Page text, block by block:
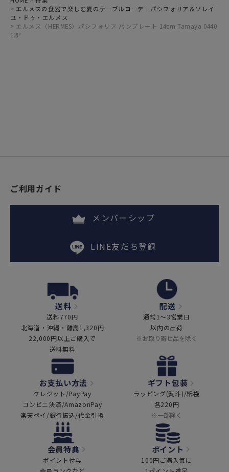
エルメスの食器で楽しむ夏のテーブルコーデ｜パシフォリア＆ソレイ
ユ・ドゥ・エルメス
エルメス（HERMES）パシフォリア パンプレート 14cm Tamaya 0440
12P
ご利用ガイド
メンバーシップ
LINE友だち登録
送料
送料770円
北海道・沖縄・離島1,320円
22,000円以上ご購入で
送料無料
配送
通常1～3営業日
以内の出荷
※お取り寄せ品を除く
お支払い方法
クレジット/PayPay
コンビニ決済/AmazonPay
楽天ペイ/銀行振込/代金引換
ギフト包装
ラッピング(熨斗)/紙袋
各220円
※一部除く
会員特典
ポイント付与
ポイント
100円ご購入毎に